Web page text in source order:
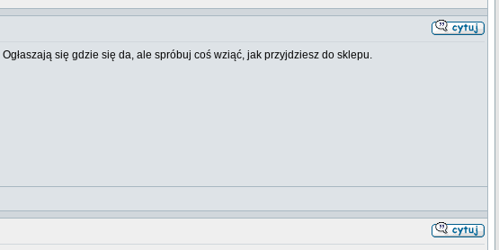
się gdzie się da, ale spróbuj coś wziąć, jak przyjdziesz do sklepu.